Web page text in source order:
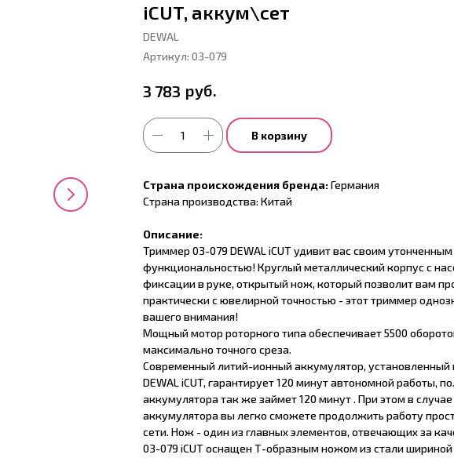
iCUT, аккум\сет
DEWAL
Артикул: 03-079
3 783 руб.
В корзину
Страна происхождения бренда:Германия
Страна производства: Китай
Описание:
Триммер 03-079 DEWAL iCUT удивит вас своим
функциональностью! Круглый металлический корпус с
фиксации в руке, открытый нож, который позволит вам
практически с ювелирной точностью - этот триммер
вашего внимания!
Мощный мотор роторного типа обеспечивает 5500
максимально точного среза.
Современный литий-ионный аккумулятор,
DEWAL iCUT, гарантирует 120 минут автономной работы,
аккумулятора так же займет 120 минут . При этом в
аккумулятора вы легко сможете продолжить работу
сети. Нож - один из главных элементов, отвечающих за
03-079 iCUT оснащен Т-образным ножом из стали